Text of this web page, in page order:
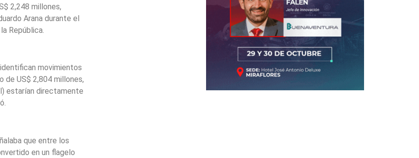
2,248 millones,
Arana durante el
República.
movimientos
de US$ 2,804 millones,
estarían directamente
que entre los
en un flagelo